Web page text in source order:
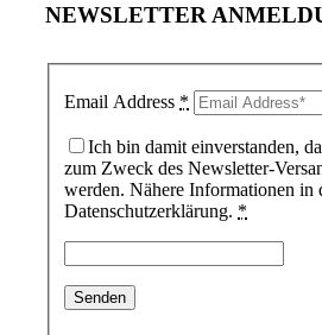
NEWSLETTER
Email Address *
Ich bin damit einverstanden,
zum Zweck des Newsletter-
werden. Nähere Informationen in
Datenschutzerklärung. *